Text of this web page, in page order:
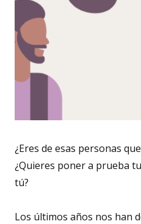
¿Eres de esas personas
¿Quieres poner a prueba
tú?
Los últimos años nos han